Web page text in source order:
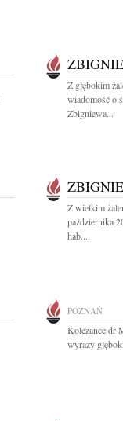
Z głębokim
wiadomość o
Zbigniewa...
Z wielkim
października
hab....
POZNAŃ
Koleżance dr
wyrazy